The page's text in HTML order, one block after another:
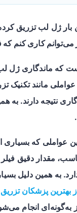
بار ژل لب تزریق
کاری کنم که
که ماندگاری ژل لب
مانند تکنیک
نتیجه دارند. به
عواملی که بسیاری
مقدار دقیق
به همین دلیل
بهترین پزشکان
به‌گونه‌ای انجام